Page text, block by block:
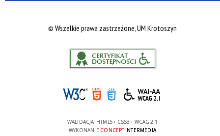
© Wszelkie prawa zastrzeżone, UM Krotoszyn
WALIDACJA: HTML5+ CSS3 + WCAG 2.1
WYKONANIE CONCEPTINTERMEDIA